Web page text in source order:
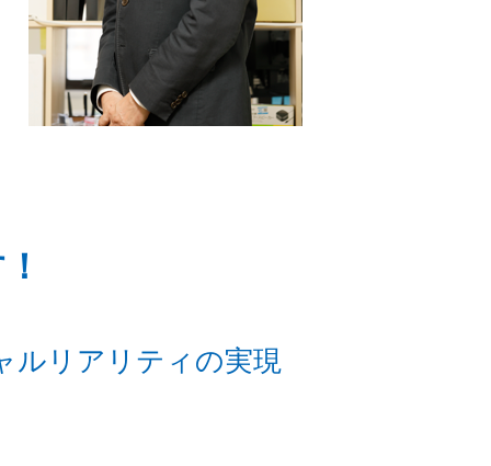
ルリアリティの実現